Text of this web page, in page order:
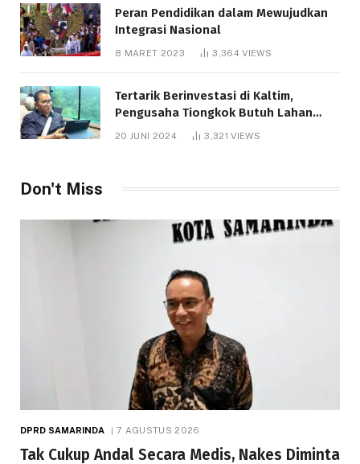
Peran Pendidikan dalam Mewujudkan
Integrasi Nasional
8 MARET 2023 3,364VIEWS
Tertarik Berinvestasi di Kaltim,
Pengusaha Tiongkok Butuh Lahan
1.000 Hektare
20 JUNI 2024 3,321VIEWS
Don't Miss
DPRD SAMARINDA 7 AGUSTUS 2026
Tak Cukup Andal Secara Medis, Nakes Diminta